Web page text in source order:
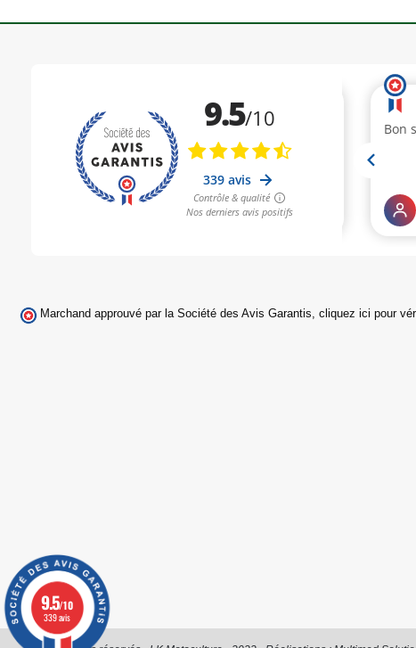
Marchand approuvé par la Société des Avis Garantis, cliquez ici pour
9.5/10
339 avis